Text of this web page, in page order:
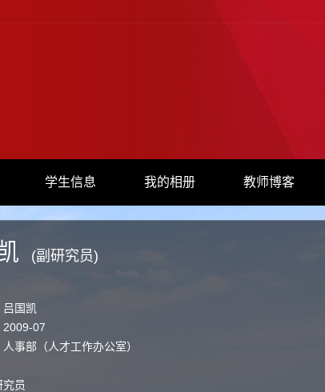
学生信息 我的相册 教师博客
(副研究员)
国凯
2009-07
事部（人才工作办公室）
员